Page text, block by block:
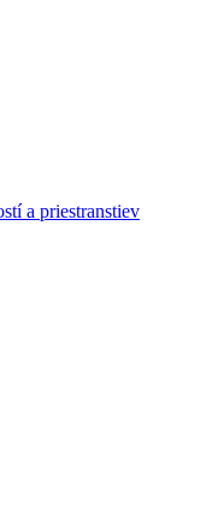
a priestranstiev